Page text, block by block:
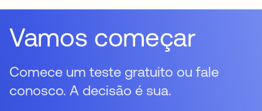
Vamos começar
Comece um teste gratuito ou fale
conosco. A decisão é sua.